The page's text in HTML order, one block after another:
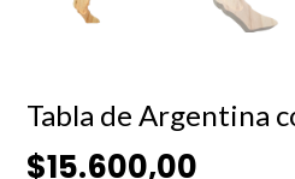
Tabla de Argentina
$15.600,00